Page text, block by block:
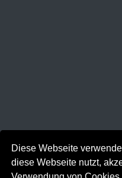
Diese Webseite
diese Webseite nutzt,